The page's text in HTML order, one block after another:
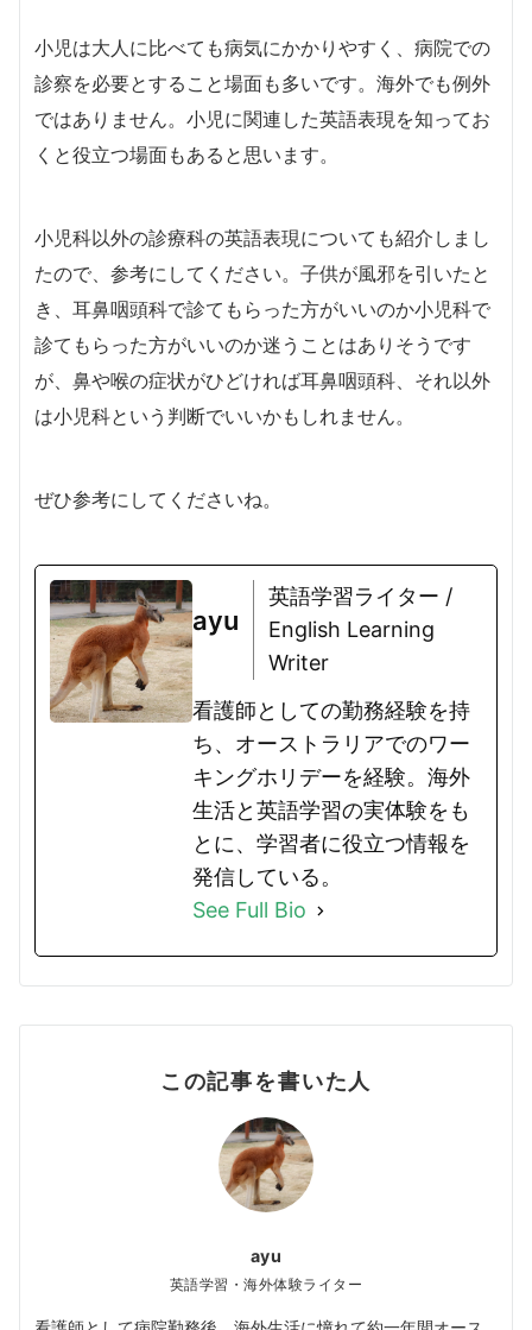
小児は大人に比べても病気にかかりやすく、病院での
診察を必要とすること場面も多いです。海外でも例外
ではありません。 小児に関連した英語表現を知ってお
くと役立つ場面もあると思います。
小児科以外の診療科の英語表現についても紹介しまし
たので、参考にしてください。子供が風邪を引いたと
き、耳鼻咽頭科で診てもらった方がいいのか小児科で
診てもらった方がいいのか迷うことはありそうです
が、鼻や喉の症状がひどければ耳鼻咽頭科、それ以外
は小児科という判断でいいかもしれません。
ぜひ参考にしてくださいね。
ayu
英語学習ライター /
English Learning
Writer
看護師としての勤務経験を持
ち、オーストラリアでのワー
キングホリデーを経験。海外
生活と英語学習の実体験をも
とに、学習者に役立つ情報を
発信している。
See Full Bio
この記事を書いた人
ayu
英語学習・海外体験ライター